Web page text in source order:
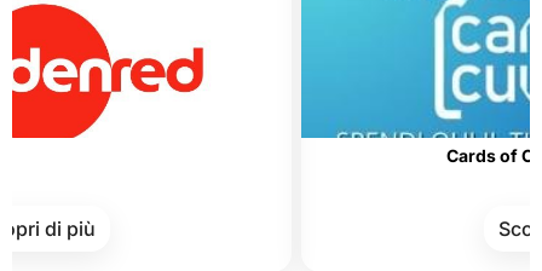
di più
Cards of
Scopri